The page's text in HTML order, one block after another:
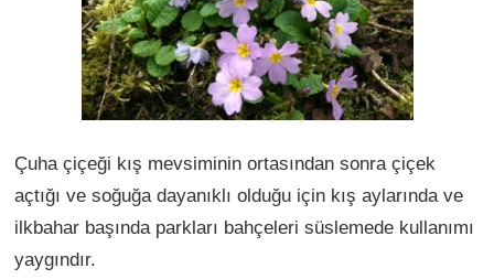
Çuha çiçeği kış mevsiminin ortasından sonra çiçek
açtığı ve soğuğa dayanıklı olduğu için kış aylarında ve
ilkbahar başında parkları bahçeleri süslemede kullanımı
yaygındır.